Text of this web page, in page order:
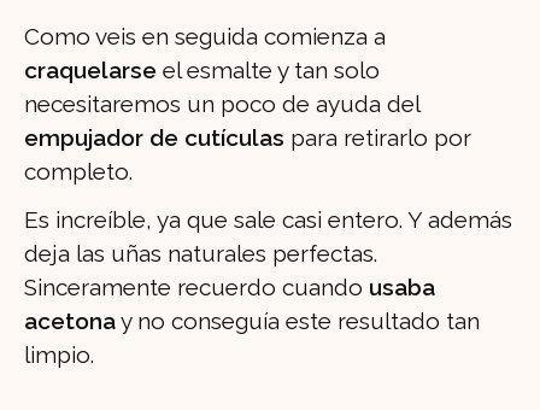
Como veis en seguida comienza a
craquelarse el esmalte y tan solo
necesitaremos un poco de ayuda del
empujador de cutículas para retirarlo por
completo.
Es increíble, ya que sale casi entero. Y además
deja las uñas naturales perfectas.
Sinceramente recuerdo cuando usaba
acetonay no conseguía este resultado tan
limpio.